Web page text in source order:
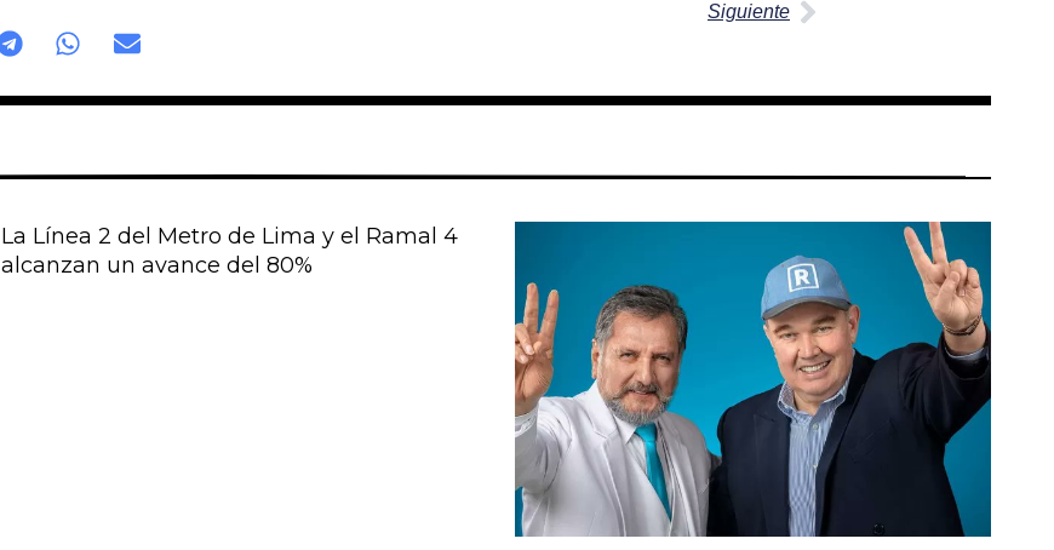
Siguiente
La Línea 2 del Metro de Lima y el Ramal 4
alcanzan un avance del 80%